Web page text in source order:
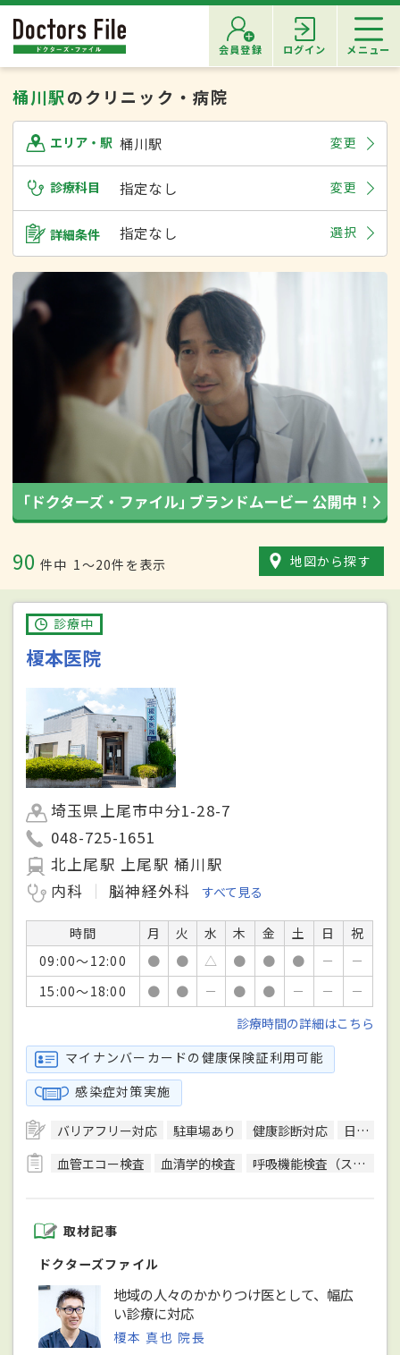
会員登録 ログイン メニュー
桶川駅のクリニック・病院
エリア・駅 桶川駅 変更
診療科目 指定なし 変更
詳細条件 指定なし 選択
90 件中 1〜20件を表示 地図から探す
診療中
榎本医院
埼玉県上尾市中分1-28-7
048-725-1651
北上尾駅 上尾駅 桶川駅
内科
脳神経外科 すべて見る
時間 月 火 水 木 金 土 日
祝
09:00～12:00
● ● △ ● ● ● －
－
15:00～18:00
● ● － ● ● － －
－
診療時間の詳細はこちら
マイナンバーカードの健康保険証利用可能
感染症対策実施
バリアフリー対応 駐車場あり 健康診断対応
日本脳神経外科学会脳神経外科専門医
血管エコー検査
血清学的検査 呼吸機能検査（スパイロメトリー）
取材記事
ドクターズファイル
地域の人々のかかりつけ医として、幅広
い診療に対応
榎本 真也 院長